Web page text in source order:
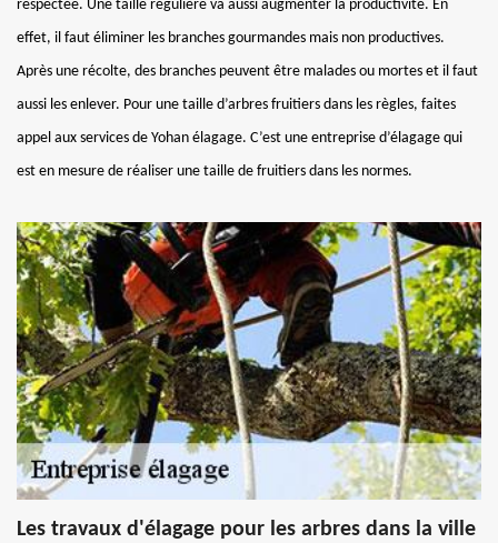
respectée. Une taille régulière va aussi augmenter la productivité. En
effet, il faut éliminer les branches gourmandes mais non productives.
Après une récolte, des branches peuvent être malades ou mortes et il faut
aussi les enlever. Pour une taille d’arbres fruitiers dans les règles, faites
appel aux services de Yohan élagage. C’est une entreprise d’élagage qui
est en mesure de réaliser une taille de fruitiers dans les normes.
Les travaux d'élagage pour les arbres dans la ville